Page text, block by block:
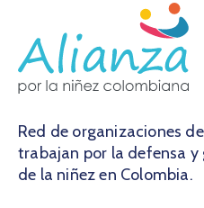
Red de organizaciones
trabajan por la defensa
de la niñez en Colombia.